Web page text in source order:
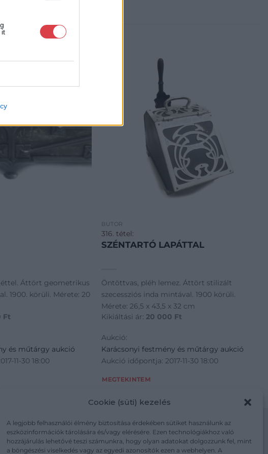
it
Cookie (süti) kezelés
A legjobb felhasználói élmény biztosítása érdekében sütiket használunk az
eszközinformációk tárolására és/vagy elérésére. Ezen technológiákhoz való
hozzájárulás lehetővé teszi számunkra, hogy olyan adatokat dolgozzunk fel, mint
a böngészési viselkedés vagy az egyedi azonosítók ezen a webhelyen. A
Áttört geometrikus
1900. körüli. Mérete: 20
Ft
és műtárgy aukció
11-30 18:00
BÚTOR
316. tétel:
SZÉNTARTÓ LAPÁTTAL
Öntöttvas, pléh lemez. Áttört stilizált
szecessziós inda mintával. 1900 körüli.
Mérete: 26,5 x 43,5 x 32 cm
Kikiáltási ár: 20 000 Ft
Aukció:
Karácsonyi festmény és műtárgy aukció
Aukció időpontja: 2017-11-30 18:00
MEGTEKINTEM
mutargy.com/adatkezelesi-tajekoztato/